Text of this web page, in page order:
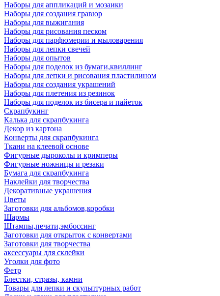
Наборы для аппликаций и мозаики
Наборы для создания гравюр
Наборы для выжигания
Наборы для рисования песком
Наборы для парфюмерии и мыловарения
Наборы для лепки свечей
Наборы для опытов
Наборы для поделок из бумаги,квиллинг
Наборы для лепки и рисования пластилином
Наборы для создания украшений
Наборы для плетения из резинок
Наборы для поделок из бисера и пайеток
Скрапбукинг
Калька для скрапбукинга
Декор из картона
Конверты для скрапбукинга
Ткани на клеевой основе
Фигурные дыроколы и кримперы
Фигурные ножницы и резаки
Бумага для скрапбукинга
Наклейки для творчества
Декоративные украшения
Цветы
Заготовки для альбомов,коробки
Шармы
Штампы,печати,эмбоссинг
Заготовки для открыток с конвертами
Заготовки для творчества
аксессуары для склейки
Уголки для фото
Фетр
Блестки, стразы, камни
Товары для лепки и скульптурных работ